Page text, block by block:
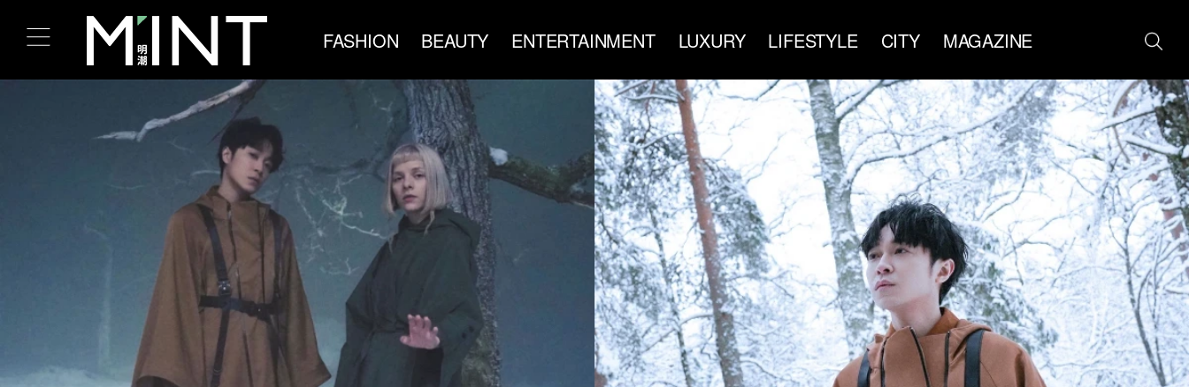
FASHION BEAUTY ENTERTAINMENT LUXURY LIFESTYLE CITY MAGAZINE